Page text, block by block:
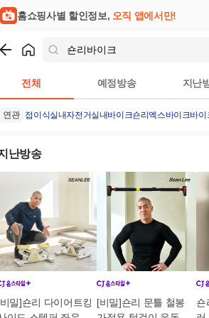
홈쇼핑사별 할인정보, 오직 앱에서만!
전체 예정방송 지난
연관 접이식실내자전거실내바이크숀리엑스바이크바이
난방송
밀]숀리 다이어트킹 [비밀]숀리 문틀 철봉
숀